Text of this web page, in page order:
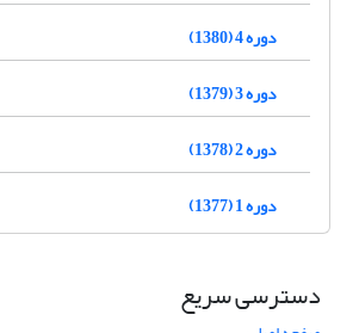
دوره 4 (1380)
دوره 3 (1379)
دوره 2 (1378)
دوره 1 (1377)
دسترسی سریع